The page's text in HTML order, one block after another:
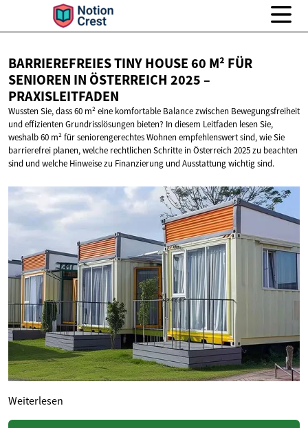
BARRIEREFREIES TINY HOUSE 60 M² FÜR
SENIOREN IN ÖSTERREICH 2025–
PRAXISLEITFADEN
Wussten Sie, dass 60 m² eine komfortable Balance zwischen Bewegungsfreiheit
und effizienten Grundrisslösungen bieten? In diesem Leitfaden lesen Sie,
weshalb 60 m² für seniorengerechtes Wohnen empfehlenswert sind, wie Sie
barrierefrei planen, welche rechtlichen Schritte in Österreich 2025 zu beachten
sind und welche Hinweise zu Finanzierung und Ausstattung wichtig sind.
Weiterlesen